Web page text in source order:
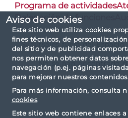
Aviso de cookies
Este sitio web utiliza cookies
fines técnicos, de
del sitio y de publicidad
nos permiten obtener datos
navegación (p.ej. páginas
para mejorar nuestros
Para más información, consulta
cookies
Este sitio web contiene enlaces
Programa de actividades
Delegación de funciones
Sucursales fuera del
No se han encontrado